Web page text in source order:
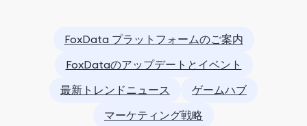
FoxData プラットフォームのご案内
FoxDataのアップデートとイベント
最新トレンドニュース
ゲームハブ
マーケティング戦略